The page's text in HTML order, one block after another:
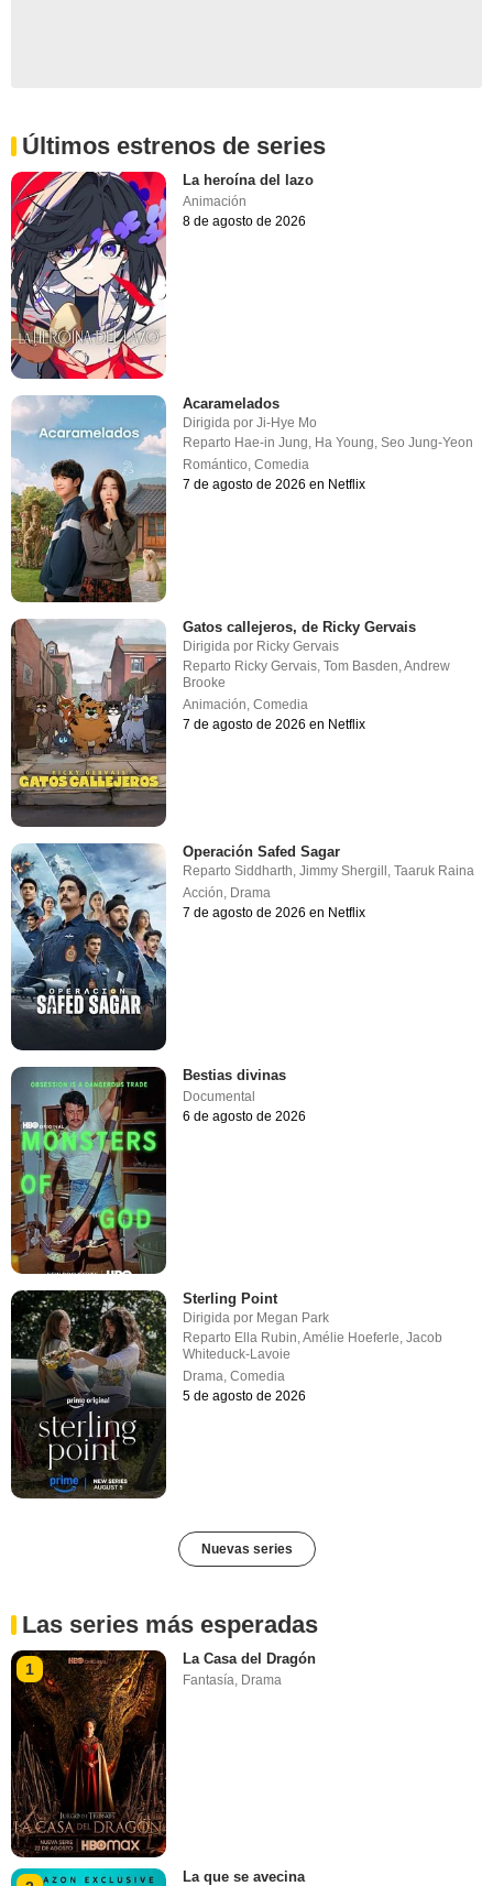
Últimos estrenos de series
La heroína del lazo
Animación
8 de agosto de 2026
Acaramelados
Dirigida porJi-Hye Mo
Reparto Hae-in Jung, Ha Young,Seo Jung-Yeon
Romántico,Comedia
7 de agosto de 2026 en Netflix
Gatos callejeros, de Ricky Gervais
Dirigida por Ricky Gervais
Reparto Ricky Gervais,Tom Basden,Andrew
Brooke
Animación,Comedia
7 de agosto de 2026 en Netflix
Operación Safed Sagar
RepartoSiddharth ,Jimmy Shergill ,Taaruk Raina
Acción Drama
7 de agosto de 2026 en Netflix
Bestias divinas
Documental
6 de agosto de 2026
Sterling Point
Dirigida por Megan Park
Reparto Ella Rubin,Amélie Hoeferle,Jacob
Whiteduck-Lavoie
Drama,Comedia
5 de agosto de 2026
Nuevas series
Las series más esperadas
1
La Casa del Dragón
Fantasía Drama
La que se avecina